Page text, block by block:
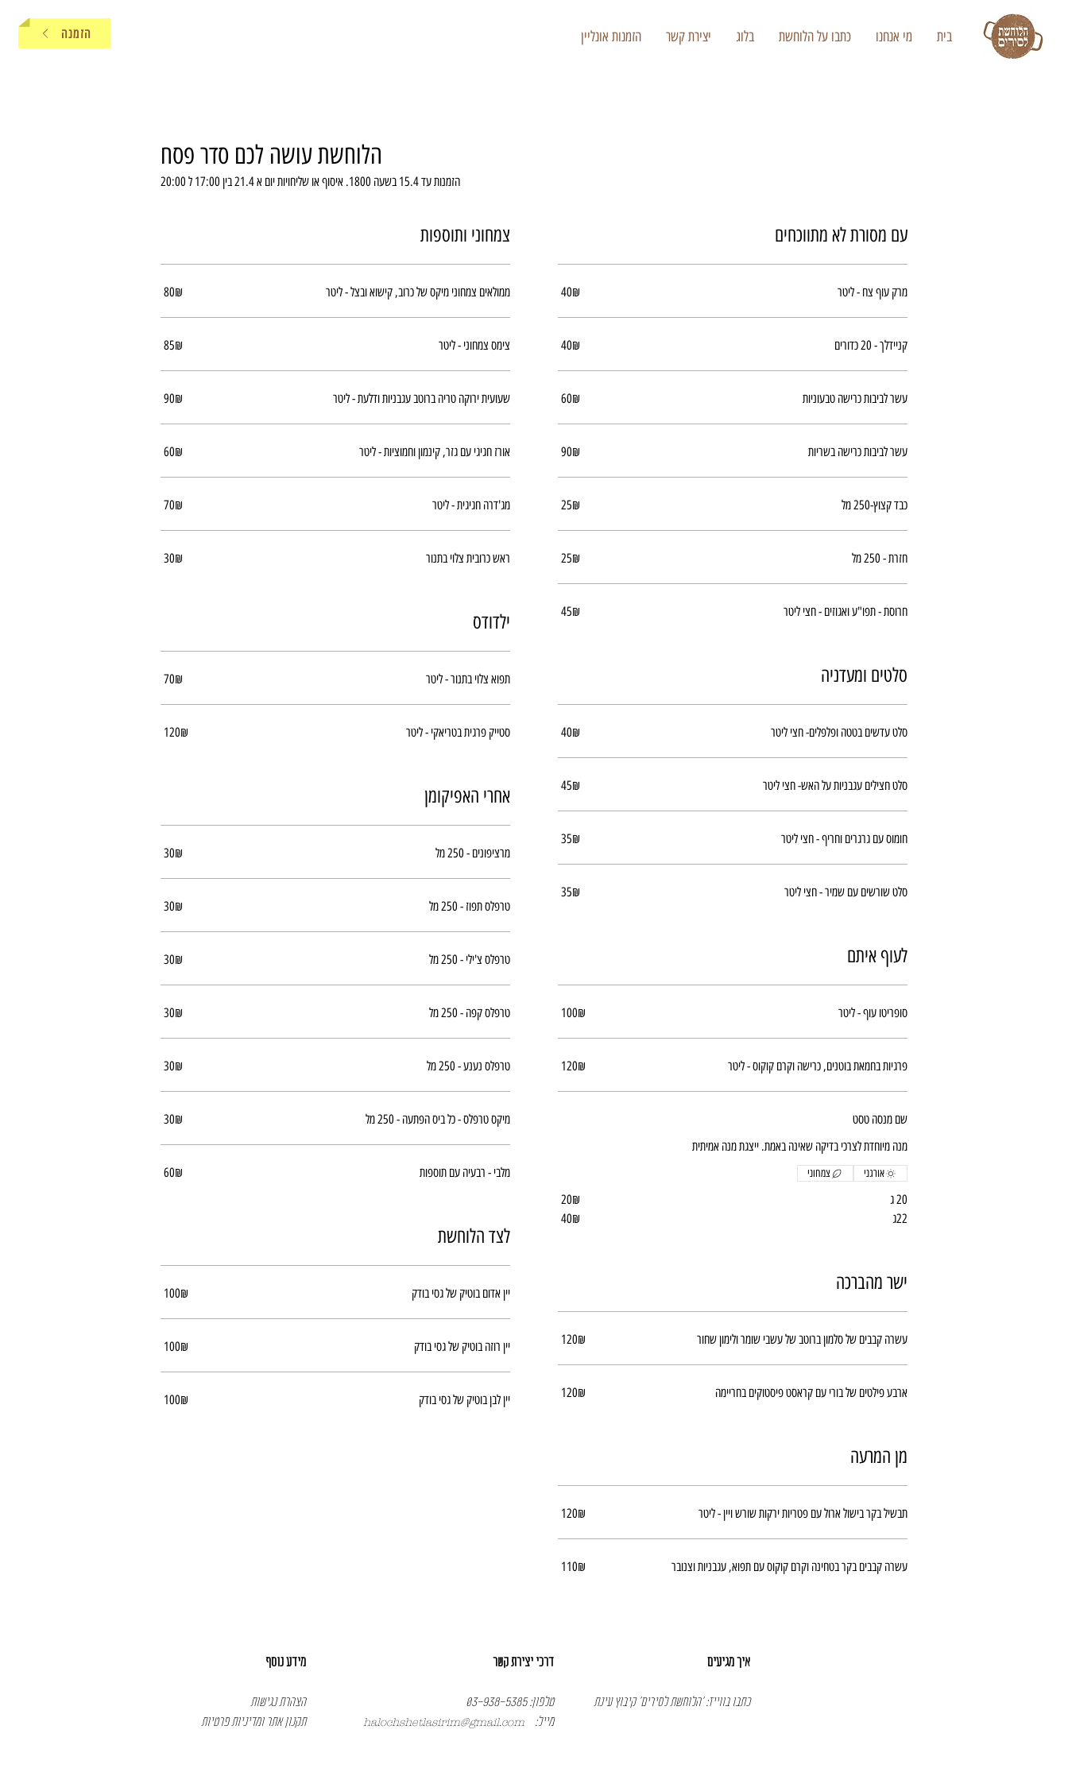
הזמנה בית מי אנחנו כתבו על הלוחשת בלוג יצירת קשר הזמנות אונליין
הלוחשת עושה לכם סדר פסח
הזמנות עד 15.4 בשעה 1800. איסוף או שליחויות יום א 21.4 בין 17:00 ל 20:00
עם מסורת לא מתווכחים
מרק עוף צח - ליטר ‏40 ‏₪
קניידלך - 20 כדורים ‏40 ‏₪
עשר לביבות כרישה טבעוניות ‏60 ‏₪
עשר לביבות כרישה בשריות ‏90 ‏₪
כבד קצוץ-250 מל ‏25 ‏₪
חזרת - 250 מל ‏25 ‏₪
חרוסת - תפו"ע ואגוזים - חצי ליטר ‏45 ‏₪
סלטים ומעדניה
סלט עדשים בטטה ופלפלים- חצי ליטר ‏40 ‏₪
סלט חצילים עגבניות על האש- חצי ליטר ‏45 ‏₪
חומוס עם גרגרים וחריף - חצי ליטר ‏35 ‏₪
סלט שורשים עם שמיר - חצי ליטר ‏35 ‏₪
לעוף איתם
סופריטו עוף - ליטר ‏100 ‏₪
פרגיות בחמאת בוטנים, כרישה וקרם קוקוס - ליטר ‏120 ‏₪
שם מנסה טסט
מנה מיוחדת לצרכי בדיקה שאינה באמת. ייצגת מנה אמיתית
20 ג
‏20 ‏₪
22ג
‏40 ‏₪
אורגני צמחוני
ישר מהברכה
עשרה קבבים של סלמון ברוטב של עשבי שומר ולימון שחור ‏120 ‏₪
ארבע פילטים של בורי עם קראסט פיסטוקים בחריימה ‏120 ‏₪
מן המרעה
תבשיל בקר בישול ארול עם פטריות ירקות שורש ויין - ליטר ‏120 ‏₪
עשרה קבבים בקר בטחינה וקרם קוקוס עם תפוא, עגבניות וצנובר ‏110 ‏₪
צמחוני ותוספות
ממולאים צמחוני מיקס של כרוב, קישוא ובצל - ליטר ‏80 ‏₪
צימס צמחוני - ליטר ‏85 ‏₪
שעועית ירוקה טריה ברוטב עגבניות ודלעת - ליטר ‏90 ‏₪
אורז חגיגי עם גזר, קינמון וחמוציות - ליטר ‏60 ‏₪
מג'דרה חגיגית - ליטר ‏70 ‏₪
ראש כרובית צלוי בתנור ‏30 ‏₪
ילדודס
תפוא צלוי בתנור - ליטר ‏70 ‏₪
סטייק פרגית בטריאקי - ליטר ‏120 ‏₪
אחרי האפיקומן
מרציפונים - 250 מל ‏30 ‏₪
טרפלס תפוז - 250 מל ‏30 ‏₪
טרפלס צ'ילי - 250 מל ‏30 ‏₪
טרפלס קפה - 250 מל ‏30 ‏₪
טרפלס נענע - 250 מל ‏30 ‏₪
מיקס טרפלס - כל ביס הפתעה - 250 מל ‏30 ‏₪
מלבי - רבעיה עם תוספות ‏60 ‏₪
לצד הלוחשת
יין אדום בוטיק של גסי בודק ‏100 ‏₪
יין רוזה בוטיק של גסי בודק ‏100 ‏₪
יין לבן בוטיק של גסי בודק ‏100 ‏₪
מידע נוסף
הצהרת נגישות
תקנון אתר ומדיניות פרטיות
דרכי יצירת קשר
טלפון: 03-938-5385
מייל:
halochshetlasirim@gmail.com
איך מגיעים
כתבו בווייז: 'הלוחשת לסירים' קיבוץ עינת